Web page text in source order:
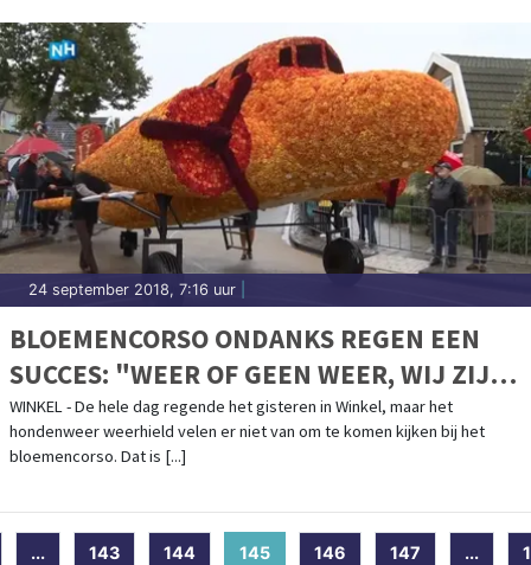
24 september 2018, 7:16 uur
BLOEMENCORSO ONDANKS REGEN EEN
SUCCES: "WEER OF GEEN WEER, WIJ ZIJN
ER"
WINKEL - De hele dag regende het gisteren in Winkel, maar het
hondenweer weerhield velen er niet van om te komen kijken bij het
bloemencorso. Dat is [...]
... 143 144 145(current)
146 147 ...